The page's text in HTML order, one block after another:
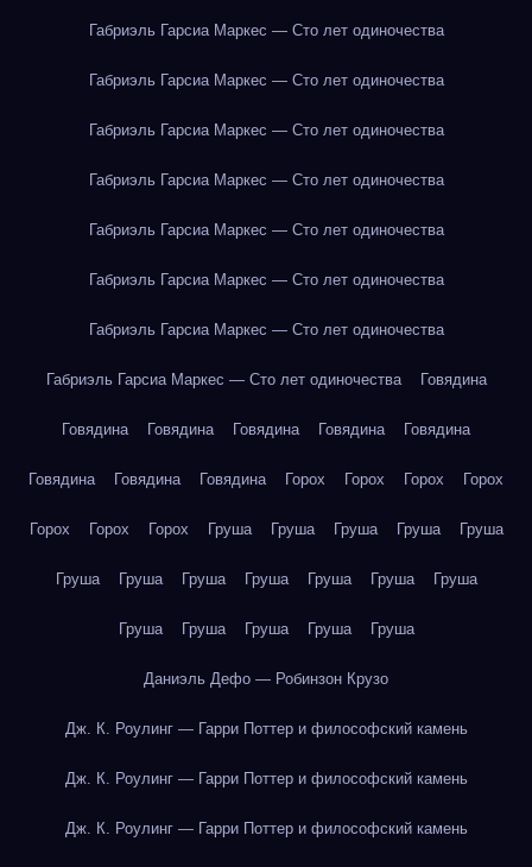
Габриэль Гарсиа Маркес — Сто лет одиночества
Габриэль Гарсиа Маркес — Сто лет одиночества
Габриэль Гарсиа Маркес — Сто лет одиночества
Габриэль Гарсиа Маркес — Сто лет одиночества
Габриэль Гарсиа Маркес — Сто лет одиночества
Габриэль Гарсиа Маркес — Сто лет одиночества
Габриэль Гарсиа Маркес — Сто лет одиночества
Габриэль Гарсиа Маркес — Сто лет одиночества Говядина
Говядина Говядина Говядина Говядина Говядина
Говядина Говядина Говядина Горох Горох Горох Горох
Горох Горох Горох Груша Груша Груша Груша Груша
Груша Груша Груша Груша Груша Груша Груша
Груша Груша Груша Груша Груша
Даниэль Дефо — Робинзон Крузо
Дж. К. Роулинг — Гарри Поттер и философский камень
Дж. К. Роулинг — Гарри Поттер и философский камень
Дж. К. Роулинг — Гарри Поттер и философский камень